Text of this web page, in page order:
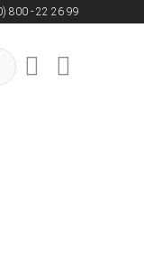
800 - 22 26 99